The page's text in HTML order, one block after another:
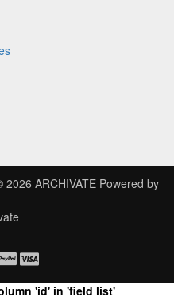
2026 ARCHIVATEPowered by
'id' in 'field list'